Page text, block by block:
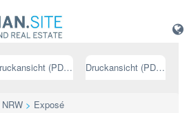
Druckansicht (PDF) // deutsch Druckansicht (PDF) // englisch
> Exposé